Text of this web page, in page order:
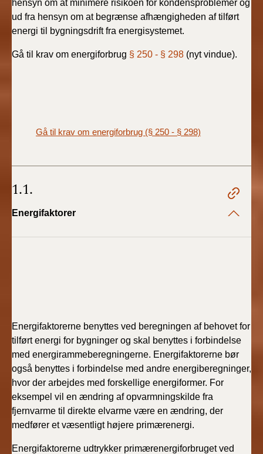
hensyn om at minimere risikoen for kondensproblemer og
ud fra hensyn om at begrænse afhængigheden af tilført
energi til bygningsdrift fra energisystemet.
Gå til krav om energiforbrug § 250 - § 298 (nyt vindue).
Gå til krav om energiforbrug (§ 250 - § 298)
1.1.
Energifaktorer
Energifaktorerne benyttes ved beregningen af behovet for
tilført energi for bygninger og skal benyttes i forbindelse
med energirammeberegningerne. Energifaktorerne bør
også benyttes i forbindelse med andre energiberegninger,
hvor der arbejdes med forskellige energiformer. For
eksempel vil en ændring af opvarmningskilde fra
fjernvarme til direkte elvarme være en ændring, der
medfører et væsentligt højere primærenergi.
Energifaktorerne udtrykker primærenergiforbruget ved